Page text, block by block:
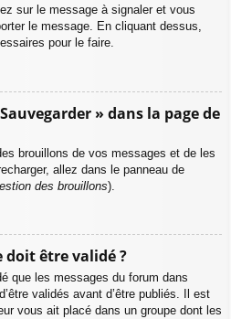
sur le message à signaler et vous
le message. En cliquant dessus,
pour le faire.
» dans la page de
brouillons de vos messages et de les
allez dans le panneau de
des brouillons).
doit être validé ?
que les messages du forum dans
validés avant d’être publiés. Il est
vous ait placé dans un groupe dont les